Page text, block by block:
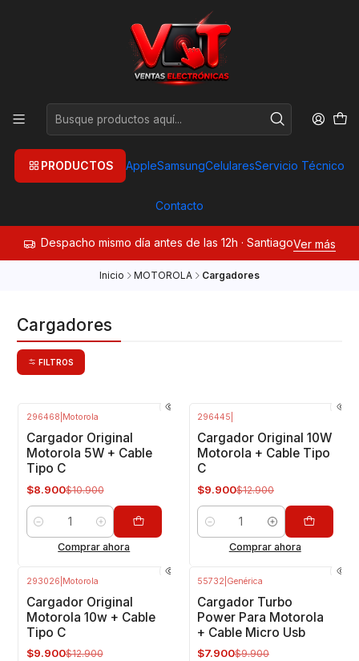
PRODUCTOS AppleSamsungCelularesServicio Técnico
Contacto
Despacho mismo día antes de las 12h · SantiagoVer más
Inicio MOTOROLA Cargadores
Cargadores
FILTROS
296468 Motorola
Cargador Original
Motorola 5W + Cable
Tipo C
$8.900$10.900
Cantidad
Comprar ahora
296445
Cargador Original 10W
Motorola + Cable Tipo
C
$9.900$12.900
Cantidad
Comprar ahora
293026 Motorola
Cargador Original
Motorola 10w + Cable
Tipo C
$9.900$12.900
55732 Genérica
Cargador Turbo
Power Para Motorola
+ Cable Micro Usb
$7.900$9.900